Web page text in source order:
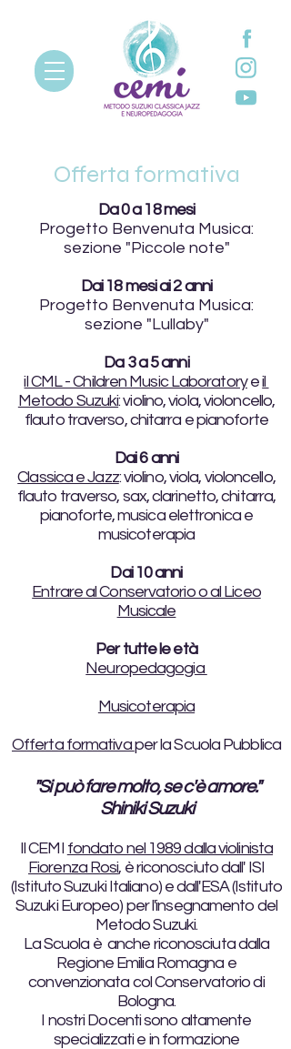
Offerta formativa
Da 0 a 18 mesi
Progetto Benvenuta Musica:
sezione "Piccole note"
Dai 18 mesi ai 2 anni
Progetto Benvenuta Musica:
sezione "Lullaby"
Da 3 a 5 anni
il CML - Children Music Laboratoryeil
Metodo Suzuki: violino, viola, violoncello,
flauto traverso, chitarra e pianoforte
Dai 6 anni
Classica e Jazz: violino, viola, violoncello,
flauto traverso, sax, clarinetto, chitarra,
pianoforte, musica elettronica e
musicoterapia
Dai 10 anni
Entrare al Conservatorio o al Liceo
Musicale
Per tutte le età
Neuropedagogia
Musicoterapia
Offerta formativaper la Scuola Pubblica
"Si può fare molto, se c'è amore."
Shiniki Suzuki
Il CEMI fondato nel 1989 dalla violinista
Fiorenza Rosi, è riconosciuto dall' ISI
(Istituto Suzuki Italiano) e dall'ESA (Istituto
Suzuki Europeo) per l'insegnamento del
Metodo Suzuki.
La Scuola è anche riconosciuta dalla
Regione Emilia Romagna e
convenzionata col Conservatorio di
Bologna.
I nostri Docenti sono altamente
specializzati e in formazione